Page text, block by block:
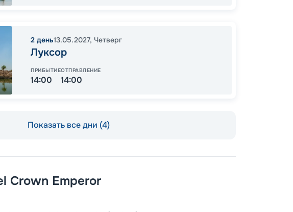
2 день13.05.2027, Четверг
Луксор
ПРИБЫТИЕ
14:00
ОТПРАВЛЕНИЕ
14:00
Показать все дни (4)
Crown Emperor